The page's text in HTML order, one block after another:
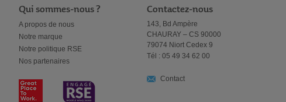
Qui sommes-nous ?
A propos de nous
Notre marque
Notre politique RSE
Nos partenaires
Contactez-nous
143, Bd Ampère
CHAURAY – CS 90000
79074 Niort Cedex 9
Tél : 05 49 34 62 00
Contact